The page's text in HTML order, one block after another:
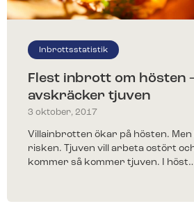
Inbrottsstatistik
Flest inbrott om hösten
avskräcker tjuven
3 oktober, 2017
Villainbrotten ökar på hösten.
risken. Tjuven vill arbeta ostört
kommer så kommer tjuven. I